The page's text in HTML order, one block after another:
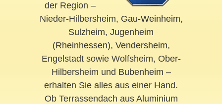
der Region –
Nieder-Hilbersheim, Gau-Weinheim,
Sulzheim, Jugenheim
(Rheinhessen), Vendersheim,
Engelstadt sowie Wolfsheim, Ober-
Hilbersheim und Bubenheim –
erhalten Sie alles aus einer Hand.
Ob Terrassendach aus Aluminium